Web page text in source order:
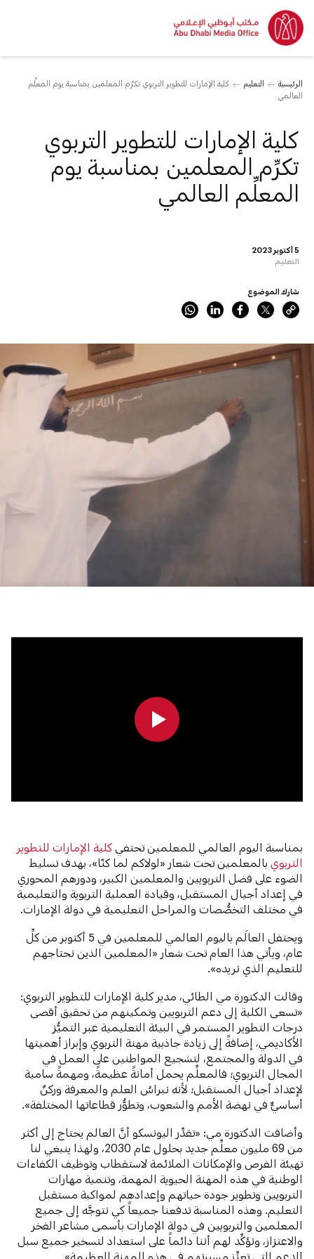
الرئيسية التعليم
كلية الإمارات للتطوير التربوي تكرِّم المعلمين بمناسبة يوم المعلِّم
العالمي
5 أكتوبر 2023
التعليم
كلية الإمارات للتطوير التربوي
تكرِّم المعلمين بمناسبة يوم
المعلِّم العالمي
شارك الموضوع
بمناسبة اليوم العالمي للمعلمين تحتفي كلية الإمارات للتطوير
التربويبالمعلمين تحت شعار «لولاكم لما كنّا»، بهدف تسليط
الضوء على فضل التربويين والمعلمين الكبير، ودورهم المحوري
في إعداد أجيال المستقبل، وقيادة العملية التربوية والتعليمية
في مختلف التخصُّصات والمراحل التعليمية في دولة الإمارات.
ويحتفل العالَم باليوم العالمي للمعلمين في 5 أكتوبر من كلِّ
عام، ويأتي هذا العام تحت شعار «المعلمين الذين نحتاجهم
للتعليم الذي نريده».
وقالت الدكتورة مي الطائي، مدير كلية الإمارات للتطوير التربوي:
«تسعى الكلية إلى دعم التربويين وتمكينهم من تحقيق أقصى
درجات التطوير المستمر في البيئة التعليمية عبر التميُّز
الأكاديمي، إضافةً إلى زيادة جاذبية مهنة التربوي وإبراز أهميتها
في الدولة والمجتمع، لتشجيع المواطنين على العمل في
المجال التربوي؛ فالمعلِّم يحمل أمانةً عظيمةً، ومهمةً سامية
لإعداد أجيال المستقبل؛ لأنه نبراسُ العلم والمعرفة وركنٌ
أساسيٌّ في نهضة الأمم والشعوب، وتطوُّر قطاعاتها المختلفة».
وأضافت الدكتورة مي: «تقدِّر اليونسكو أنَّ العالم يحتاج إلى أكثر
من 69 مليون معلِّم جديد بحلول عام 2030، ولهذا ينبغي لنا
تهيئة الفرص والإمكانات الملائمة لاستقطاب وتوظيف الكفاءات
الوطنية في هذه المهنة الحيوية المهمة، وتنمية مهارات
التربويين وتطوير جودة حياتهم وإعدادهم لمواكبة مستقبل
التعليم. وهذه المناسبة تدفعنا جميعاً كي نتوجَّه إلى جميع
المعلمين والتربويين في دولة الإمارات بأسمى مشاعر الفخر
والاعتزاز، ونؤكِّد لهم أننا دائماً على استعداد لتسخير جميع سبل
الدعم التي تعزِّز مسيرتهم في هذه المهنة العظيمة».